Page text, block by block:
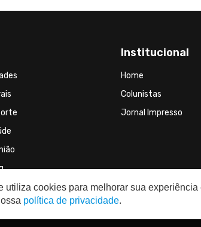
Institucional
Home
Colunistas
Jornal Impresso
utiliza cookies para melhorar sua
política de privacidade.